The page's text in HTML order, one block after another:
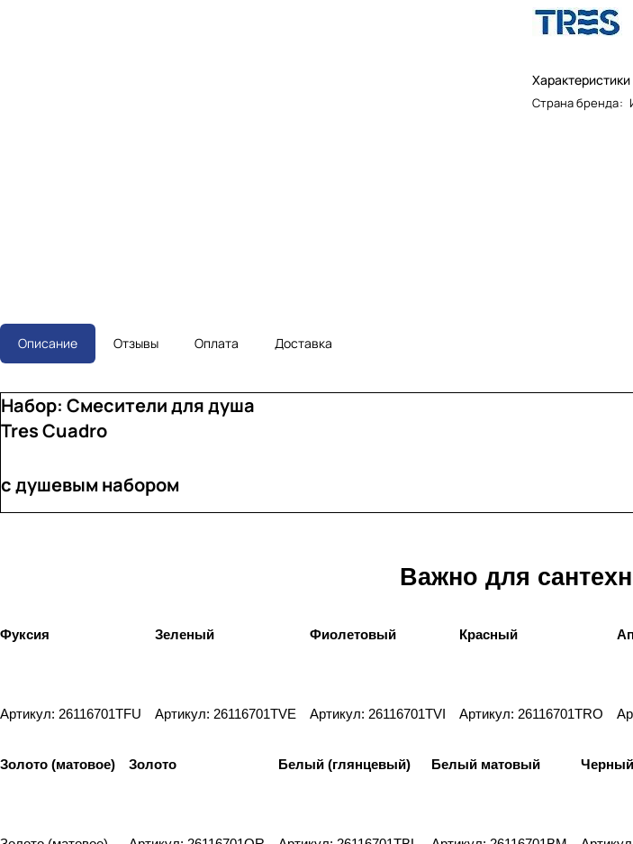
Характеристики
Страна бренда:
Описание Отзывы Оплата Доставка
Набор: Смесители для душа
Tres Cuadro
с душевым набором
Важно для
Фуксия
Артикул: 26116701TFU
Зеленый
Артикул: 26116701TVE
Фиолетовый
Артикул: 26116701TVI
Красный
Артикул: 26116701TRO
Золото (матовое) Золото Белый (глянцевый) Белый матовый